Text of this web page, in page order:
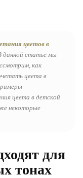
цветов в
данной статье мы
как
цвета в
цвета в детской
некоторые
для
тонах